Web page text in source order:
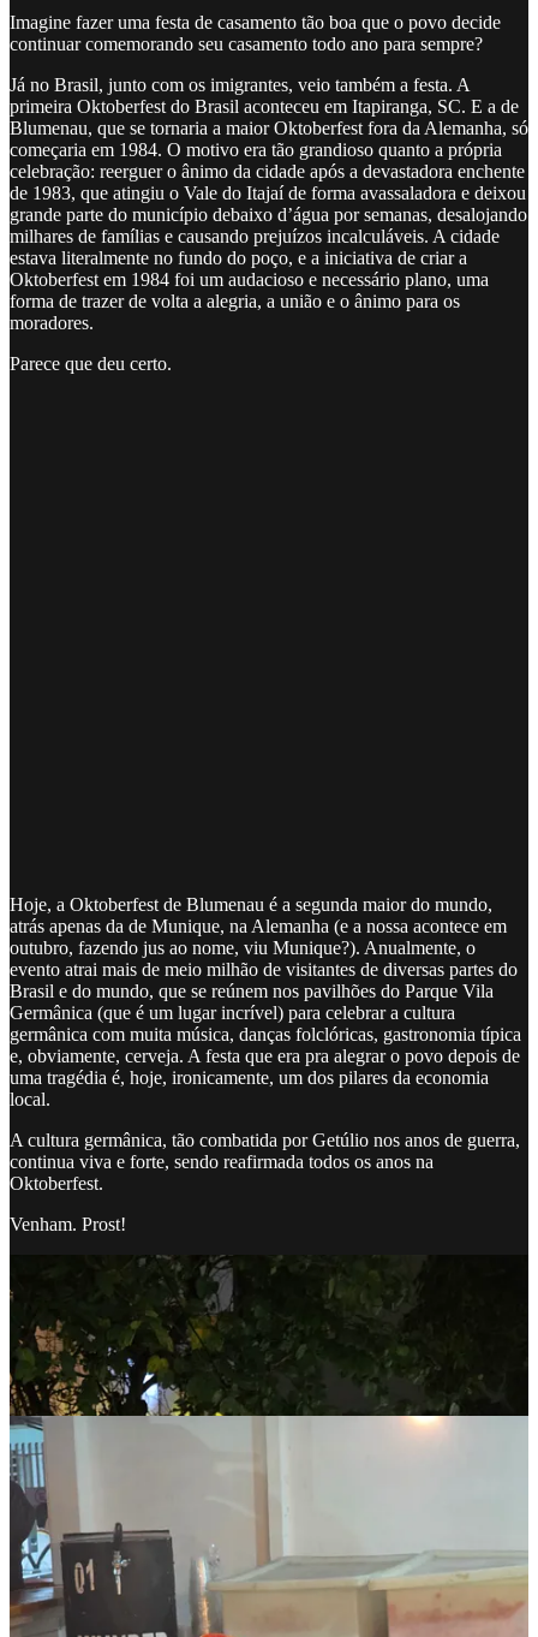
Imagine fazer uma festa de casamento tão boa que o povo decide
continuar comemorando seu casamento todo ano para sempre?
Já no Brasil, junto com os imigrantes, veio também a festa. A
primeira Oktoberfest do Brasil aconteceu em Itapiranga, SC. E a de
Blumenau, que se tornaria a maior Oktoberfest fora da Alemanha, só
começaria em 1984. O motivo era tão grandioso quanto a própria
celebração: reerguer o ânimo da cidade após a devastadora enchente
de 1983, que atingiu o Vale do Itajaí de forma avassaladora e deixou
grande parte do município debaixo d’água por semanas, desalojando
milhares de famílias e causando prejuízos incalculáveis. A cidade
estava literalmente no fundo do poço, e a iniciativa de criar a
Oktoberfest em 1984 foi um audacioso e necessário plano, uma
forma de trazer de volta a alegria, a união e o ânimo para os
moradores.
Parece que deu certo.
Hoje, a Oktoberfest de Blumenau é a segunda maior do mundo,
atrás apenas da de Munique, na Alemanha (e a nossa acontece em
outubro, fazendo jus ao nome, viu Munique?). Anualmente, o
evento atrai mais de meio milhão de visitantes de diversas partes do
Brasil e do mundo, que se reúnem nos pavilhões do Parque Vila
Germânica (que é um lugar incrível) para celebrar a cultura
germânica com muita música, danças folclóricas, gastronomia típica
e, obviamente, cerveja. A festa que era pra alegrar o povo depois de
uma tragédia é, hoje, ironicamente, um dos pilares da economia
local.
A cultura germânica, tão combatida por Getúlio nos anos de guerra,
continua viva e forte, sendo reafirmada todos os anos na
Oktoberfest.
Venham. Prost!